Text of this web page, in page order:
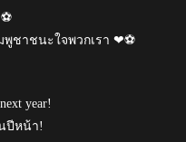
พูชาชนะใจพวกเรา ❤⚽
year!
ปีหน้า!